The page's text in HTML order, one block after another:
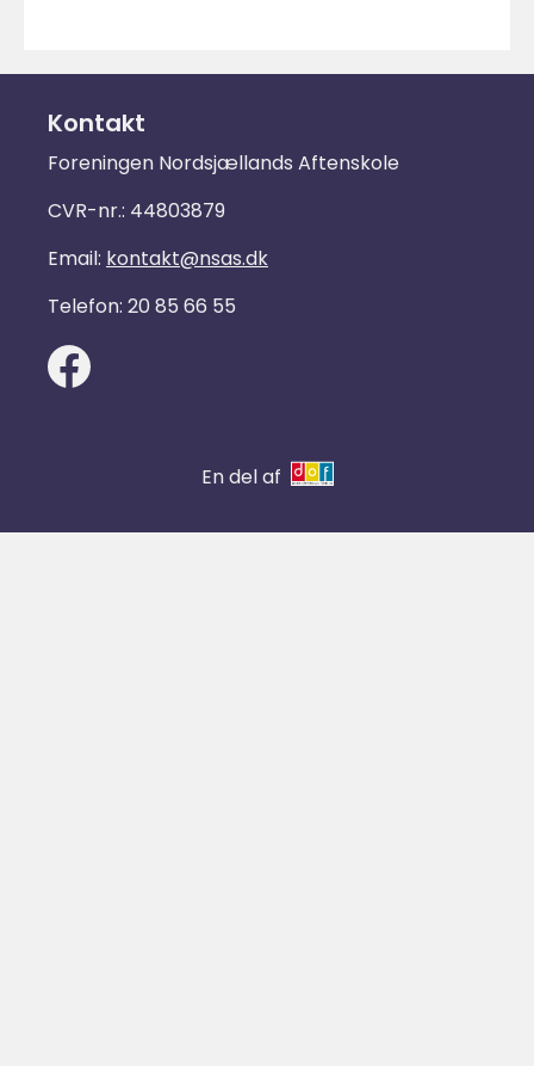
Kontakt
Foreningen Nordsjællands Aftenskole
CVR-nr.: 44803879
Email: kontakt@nsas.dk
Telefon: 20 85 66 55
En del af